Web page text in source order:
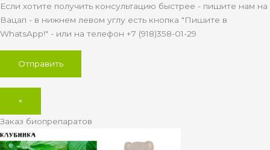
Если хотите получить консультацию быстрее - пишите нам на
Вацап - в нижнем левом углу есть кнопка "Пишите в
WhatsApp!" - или на телефон +7 (918)358-01-29
×
Заказ биопрепаратов